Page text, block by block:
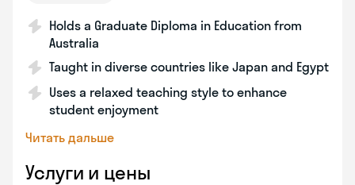
Holds a Graduate Diploma in Education from
Australia
Taught in diverse countries like Japan and Egypt
Uses a relaxed teaching style to enhance
student enjoyment
Читать дальше
Услуги и цены